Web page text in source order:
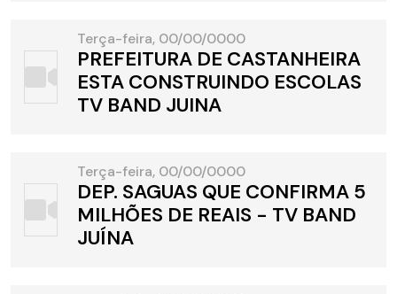
Terça-feira, 00/00/0000
PREFEITURA DE CASTANHEIRA
ESTA CONSTRUINDO ESCOLAS
TV BAND JUINA
Terça-feira, 00/00/0000
DEP. SAGUAS QUE CONFIRMA 5
MILHÕES DE REAIS - TV BAND
JUÍNA